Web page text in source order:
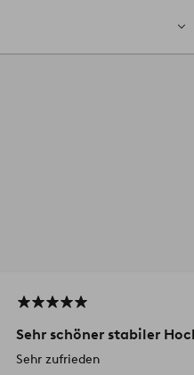
Sehr schöner stabiler
Sehr zufrieden